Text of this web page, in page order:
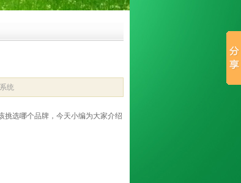
统
挑选哪个品牌，今天小编为大家介绍